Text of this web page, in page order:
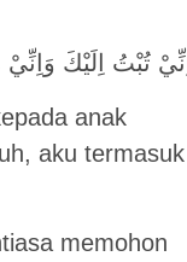
اِنِّيْ تُبْتُ اِلَيْكَ
anak
aku termasuk
memohon